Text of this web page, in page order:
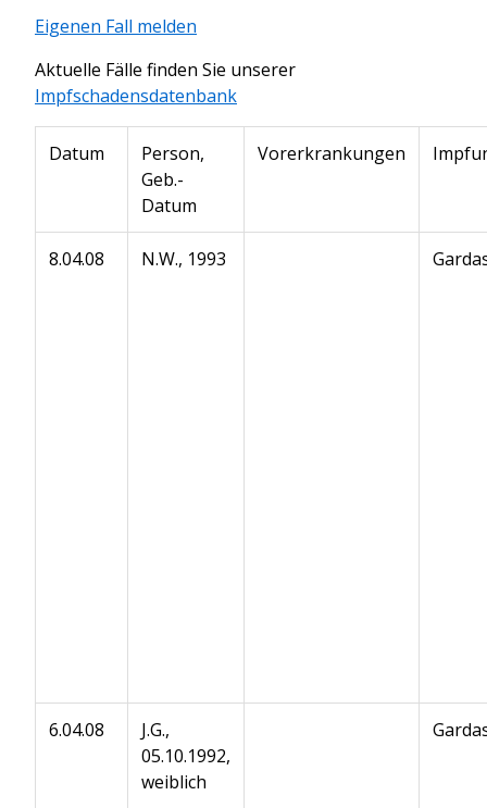
Eigenen Fall melden
Aktuelle Fälle finden Sie unserer
Impfschadensdatenbank
Datum
Person,
Geb.-
Datum
Vorerkrankungen
8.04.08 N.W., 1993
6.04.08
J.G.,
05.10.1992,
weiblich